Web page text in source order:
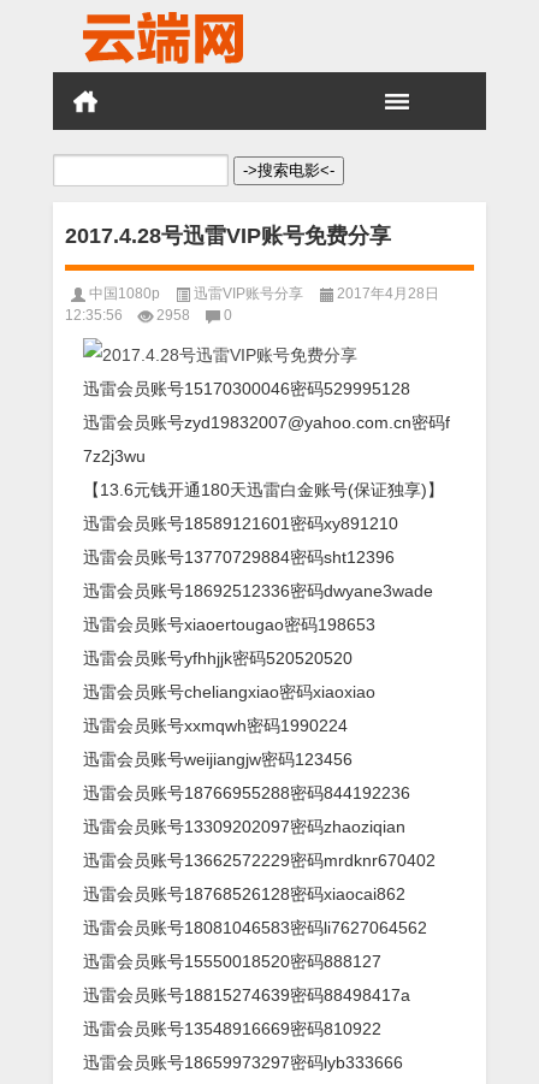
搜
2017.4.28号迅雷VIP账号免费分享
中国1080p 迅雷VIP账号分享
2017年4月28日
12:35:56
2958 0
迅雷会员账号15170300046密码529995128
迅雷会员账号zyd19832007@yahoo.com.cn密码f
7z2j3wu
【13.6元钱开通180天迅雷白金账号(保证独享)】
迅雷会员账号18589121601密码xy891210
迅雷会员账号13770729884密码sht12396
迅雷会员账号18692512336密码dwyane3wade
迅雷会员账号xiaoertougao密码198653
迅雷会员账号yfhhjjk密码520520520
迅雷会员账号cheliangxiao密码xiaoxiao
迅雷会员账号xxmqwh密码1990224
迅雷会员账号weijiangjw密码123456
迅雷会员账号18766955288密码844192236
迅雷会员账号13309202097密码zhaoziqian
迅雷会员账号13662572229密码mrdknr670402
迅雷会员账号18768526128密码xiaocai862
迅雷会员账号18081046583密码li7627064562
迅雷会员账号15550018520密码888127
迅雷会员账号18815274639密码88498417a
迅雷会员账号13548916669密码810922
迅雷会员账号18659973297密码lyb333666